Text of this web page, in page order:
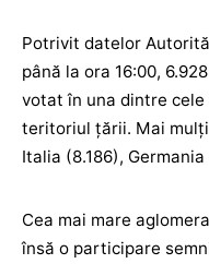
Potrivit datelor
până la ora 16:00,
votat în una dintre
teritoriul țării. Mai
Italia (8.186),
Cea mai mare
însă o participare